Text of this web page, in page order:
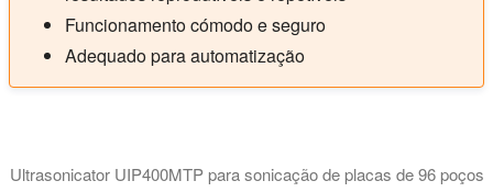
Funcionamento cómodo e seguro
Adequado para automatização
Ultrasonicator UIP400MTP para sonicação de placas de 96 poços